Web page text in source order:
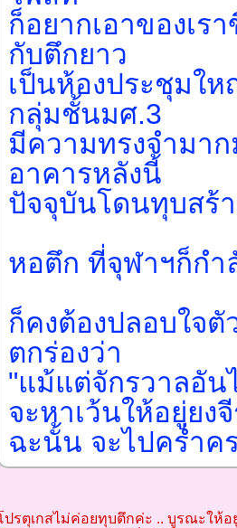
ก็อยากเอาของเร
กับตึกยาว
เป็นห้องประชุมใ
กลุ่มชั้นมศ.3
มีความทรงจำมา
อาคารหลังนี้
ปัจจุบันโดนทุบสร้
หอตึก ที่จุฬาฯก็กำ
ก็คงต้องปลอบใจตั
ตกร่องว่า
"แม้แต่จักรวาลอั
จะหาเว้นให้อยู่ยง
ฉะนั้น จะไปคร่ำค
ปรตุเกสไม่ค่อยทุบตึกค่ะ .. บูรณะให้อ